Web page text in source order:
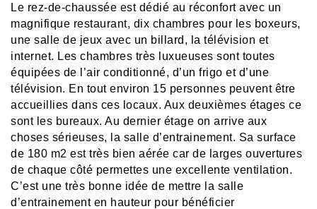
Le rez-de-chaussée est dédié au réconfort avec un
magnifique restaurant, dix chambres pour les boxeurs,
une salle de jeux avec un billard, la télévision et
internet. Les chambres très luxueuses sont toutes
équipées de l’air conditionné, d’un frigo et d’une
télévision. En tout environ 15 personnes peuvent être
accueillies dans ces locaux. Aux deuxièmes étages ce
sont les bureaux. Au dernier étage on arrive aux
choses sérieuses, la salle d’entrainement. Sa surface
de 180 m2 est très bien aérée car de larges ouvertures
de chaque côté permettes une excellente ventilation.
C’est une très bonne idée de mettre la salle
d’entrainement en hauteur pour bénéficier